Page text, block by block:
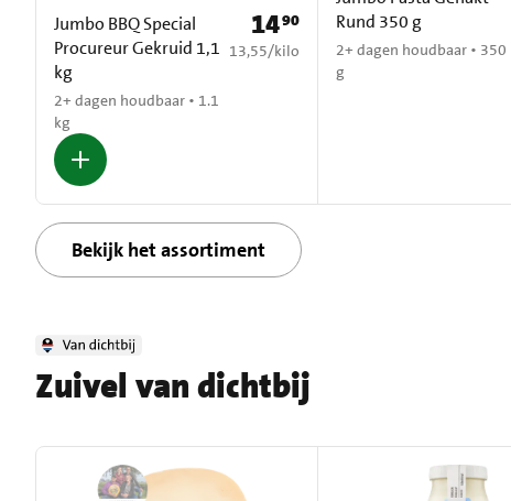
Jumbo BBQ Special
Procureur Gekruid 1,1
kg
2+ dagen houdbaar • 1.1
kg
Prijs: € 14,90
1490
€ 13,55 per kilo
13,55/kilo
Rund 350 g
2+ dagen houdbaar • 350
g
Bekijk het assortiment
Zuivel van dichtbij